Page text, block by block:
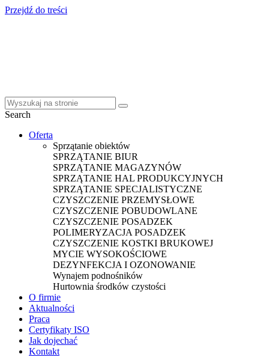
Przejdź do treści
Search
Oferta
Sprzątanie obiektów
SPRZĄTANIE BIUR
SPRZĄTANIE MAGAZYNÓW
SPRZĄTANIE HAL PRODUKCYJNYCH
SPRZĄTANIE SPECJALISTYCZNE
CZYSZCZENIE PRZEMYSŁOWE
CZYSZCZENIE POBUDOWLANE
CZYSZCZENIE POSADZEK
POLIMERYZACJA POSADZEK
CZYSZCZENIE KOSTKI BRUKOWEJ
MYCIE WYSOKOŚCIOWE
DEZYNFEKCJA I OZONOWANIE
Wynajem podnośników
Hurtownia środków czystości
O firmie
Aktualności
Praca
Certyfikaty ISO
Jak dojechać
Kontakt